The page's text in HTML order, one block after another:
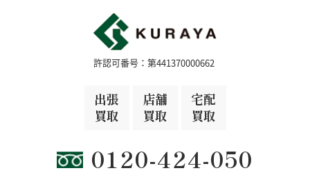
許認可番号：第441370000662
出張
買取
店舗
買取
宅配
買取
0120-424-050